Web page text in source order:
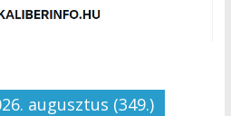
augusztus (349.)